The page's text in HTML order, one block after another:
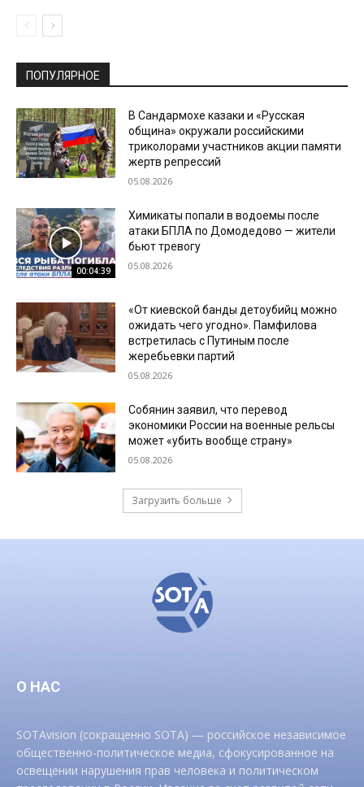
ПОПУЛЯРНОЕ
В Сандармохе казаки и «Русская
община» окружали российскими
триколорами участников акции памяти
жертв репрессий
05.08.2026
00:04:39
Химикаты попали в водоемы после
атаки БПЛА по Домодедово — жители
бьют тревогу
05.08.2026
«От киевской банды детоубийц можно
ожидать чего угодно». Памфилова
встретилась с Путиным после
жеребьевки партий
05.08.2026
Собянин заявил, что перевод
экономики России на военные рельсы
может «убить вообще страну»
05.08.2026
Загрузить больше
О НАС
SOTAvision (сокращенно SOTA) — российское независимое
общественно-политическое медиа, сфокусированное на
освещении нарушения прав человека и политическом